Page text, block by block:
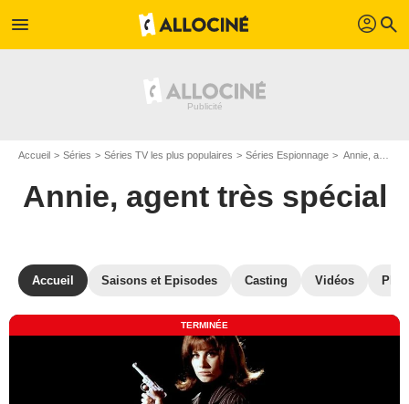
menu profil search
Accueil Séries Séries TV les plus populaires Séries Espionnage Annie, agent très spécial
Annie, agent très spécial
Accueil Saisons et Episodes Casting Vidéos
TERMINÉE